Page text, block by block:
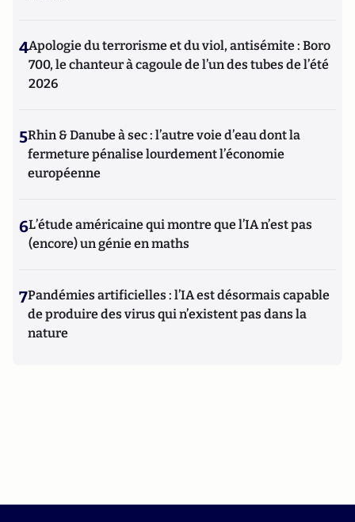
4Apologie du terrorisme et du viol, antisémite : Boro
700, le chanteur à cagoule de l’un des tubes de l’été
2026
5Rhin & Danube à sec : l’autre voie d’eau dont la
fermeture pénalise lourdement l’économie
européenne
6L’étude américaine qui montre que l’IA n’est pas
(encore) un génie en maths
7Pandémies artificielles : l’IA est désormais capable
de produire des virus qui n’existent pas dans la
nature